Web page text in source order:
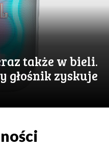
także w bieli.
głośnik zyskuje